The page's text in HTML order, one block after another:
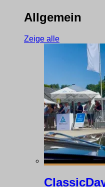
Allgemein
Zeige alle